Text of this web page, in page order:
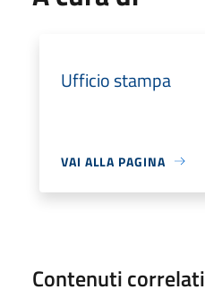
Ufficio stampa
VAI ALLA PAGINA
Contenuti correlati